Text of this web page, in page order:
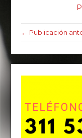
← Publicación